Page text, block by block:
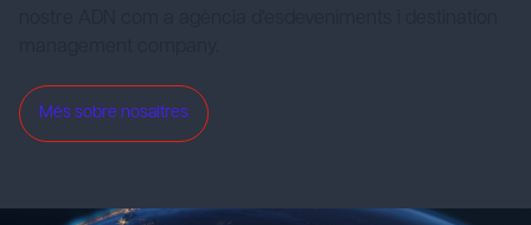
Més sobre nosaltres